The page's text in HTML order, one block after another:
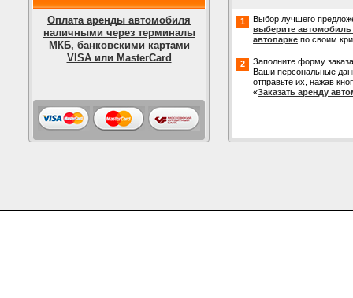
Оплата аренды автомобиля
наличными через терминалы
МКБ, банковскими картами
VISA или MasterCard
1
Выбор лучшего
выберите
автопарке по своим
2
Заполните форму
Ваши персональные
отправьте их, нажав
«Заказать аренду